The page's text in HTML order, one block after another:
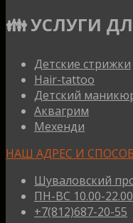
👪 УСЛУГИ
Детские стрижки
Hair-tattoo
Детский
Аквагрим
Мехенди
НАШ АДРЕС И
Шуваловский
ПН-ВС 10.00-22.00
+7(812)687-20-55